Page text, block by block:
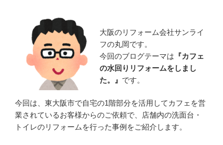
大阪のリフォーム会社サンライ
フの丸岡です。
今回のブログテーマは 『カフェ
の水回りリフォームをしまし
た。』 です。
今回は、東大阪市で自宅の1階部分を活用してカフェを営
業されているお客様からのご依頼で、店舗内の洗面台・
トイレのリフォームを行った事例をご紹介します。